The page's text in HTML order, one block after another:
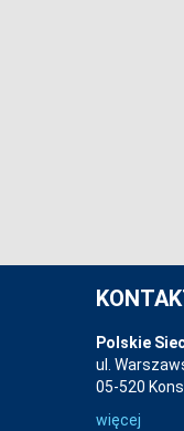
Polskie
ul.
05-520
więcej